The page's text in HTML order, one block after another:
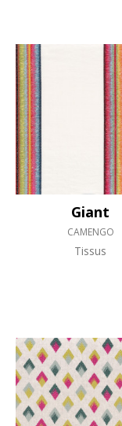
Giant
CAMENGO
Tissus